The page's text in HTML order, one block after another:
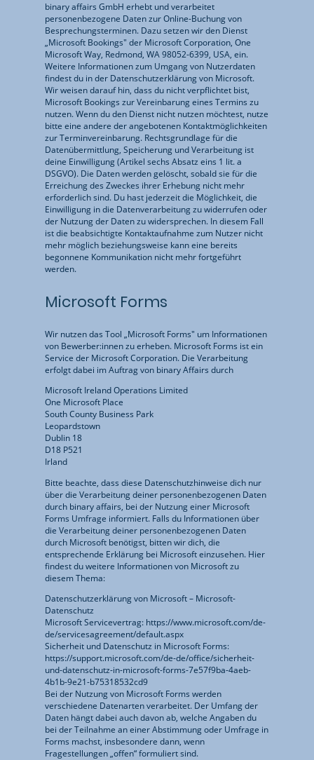
binary affairs GmbH erhebt und verarbeitet
personenbezogene Daten zur Online-Buchung von
Besprechungsterminen. Dazu setzen wir den Dienst
„Microsoft Bookings" der Microsoft Corporation, One
Microsoft Way, Redmond, WA 98052-6399, USA, ein.
Weitere Informationen zum Umgang von Nutzerdaten
findest du in der Datenschutzerklärung von Microsoft.
Wir weisen darauf hin, dass du nicht verpflichtet bist,
Microsoft Bookings zur Vereinbarung eines Termins zu
nutzen. Wenn du den Dienst nicht nutzen möchtest, nutze
bitte eine andere der angebotenen Kontaktmöglichkeiten
zur Terminvereinbarung. Rechtsgrundlage für die
Datenübermittlung, Speicherung und Verarbeitung ist
deine Einwilligung (Artikel sechs Absatz eins 1 lit. a
DSGVO). Die Daten werden gelöscht, sobald sie für die
Erreichung des Zweckes ihrer Erhebung nicht mehr
erforderlich sind. Du hast jederzeit die Möglichkeit, die
Einwilligung in die Datenverarbeitung zu widerrufen oder
der Nutzung der Daten zu widersprechen. In diesem Fall
ist die beabsichtigte Kontaktaufnahme zum Nutzer nicht
mehr möglich beziehungsweise kann eine bereits
begonnene Kommunikation nicht mehr fortgeführt
werden.
Microsoft Forms
Wir nutzen das Tool „Microsoft Forms" um Informationen
von Bewerber:innen zu erheben. Microsoft Forms ist ein
Service der Microsoft Corporation. Die Verarbeitung
erfolgt dabei im Auftrag von binary Affairs durch
Microsoft Ireland Operations Limited
One Microsoft Place
South County Business Park
Leopardstown
Dublin 18
D18 P521
Irland
Bitte beachte, dass diese Datenschutzhinweise dich nur
über die Verarbeitung deiner personenbezogenen Daten
durch binary affairs, bei der Nutzung einer Microsoft
Forms Umfrage informiert. Falls du Informationen über
die Verarbeitung deiner personenbezogenen Daten
durch Microsoft benötigst, bitten wir dich, die
entsprechende Erklärung bei Microsoft einzusehen. Hier
findest du weitere Informationen von Microsoft zu
diesem Thema:
Datenschutzerklärung von Microsoft – Microsoft-
Datenschutz
Microsoft Servicevertrag: https://www.microsoft.com/de-
de/servicesagreement/default.aspx
Sicherheit und Datenschutz in Microsoft Forms:
https://support.microsoft.com/de-de/office/sicherheit-
und-datenschutz-in-microsoft-forms-7e57f9ba-4aeb-
4b1b-9e21-b75318532cd9
Bei der Nutzung von Microsoft Forms werden
verschiedene Datenarten verarbeitet. Der Umfang der
Daten hängt dabei auch davon ab, welche Angaben du
bei der Teilnahme an einer Abstimmung oder Umfrage in
Forms machst, insbesondere dann, wenn
Fragestellungen „offen“ formuliert sind.